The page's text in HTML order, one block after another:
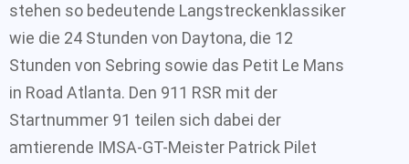
stehen so bedeutende Langstreckenklassiker
wie die 24 Stunden von Daytona, die 12
Stunden von Sebring sowie das Petit Le Mans
in Road Atlanta. Den 911 RSR mit der
Startnummer 91 teilen sich dabei der
amtierende IMSA-GT-Meister Patrick Pilet